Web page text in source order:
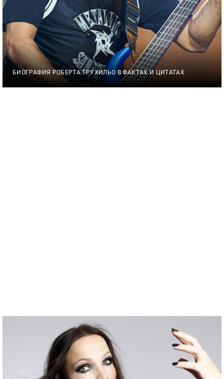
БИОГРАФИЯ РОБЕРТА ТРУХИЛЬО В ФАКТАХ И ЦИТАТАХ